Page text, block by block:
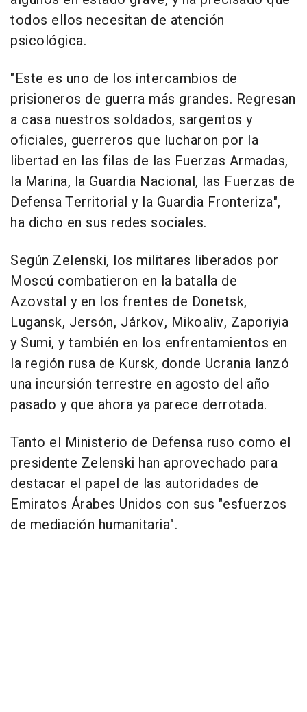
todos ellos necesitan de atención
psicológica.
"Este es uno de los intercambios de
prisioneros de guerra más grandes. Regresan
a casa nuestros soldados, sargentos y
oficiales, guerreros que lucharon por la
libertad en las filas de las Fuerzas Armadas,
la Marina, la Guardia Nacional, las Fuerzas de
Defensa Territorial y la Guardia Fronteriza",
ha dicho en sus redes sociales.
Según Zelenski, los militares liberados por
Moscú combatieron en la batalla de
Azovstal y en los frentes de Donetsk,
Lugansk, Jersón, Járkov, Mikoaliv, Zaporiyia
y Sumi, y también en los enfrentamientos en
la región rusa de Kursk, donde Ucrania lanzó
una incursión terrestre en agosto del año
pasado y que ahora ya parece derrotada.
Tanto el Ministerio de Defensa ruso como el
presidente Zelenski han aprovechado para
destacar el papel de las autoridades de
Emiratos Árabes Unidos con sus "esfuerzos
de mediación humanitaria".